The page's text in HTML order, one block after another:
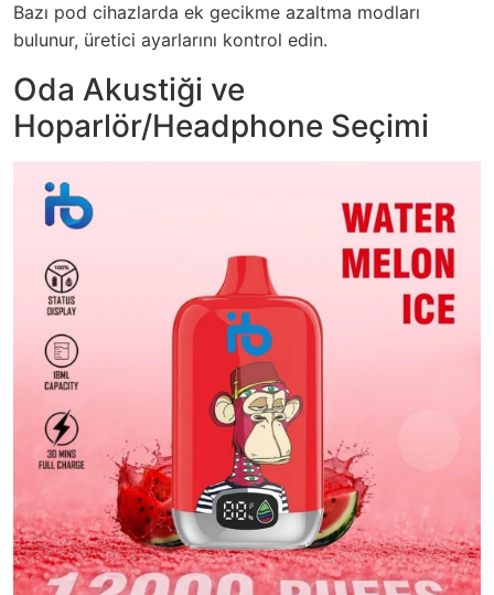
Bazı pod cihazlarda ek gecikme azaltma modları
bulunur, üretici ayarlarını kontrol edin.
Oda Akustiği ve
Hoparlör/Headphone Seçimi